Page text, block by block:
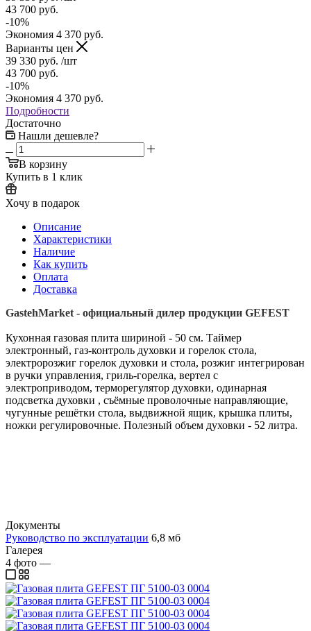
43 700 руб.
-10%
Экономия 4 370 руб.
Варианты цен
39 330 руб. /шт
43 700 руб.
-10%
Экономия 4 370 руб.
Подробности
Достаточно
Нашли дешевле?
В корзину
Купить в 1 клик
Хочу в подарок
Описание
Характеристики
Наличие
Как купить
Оплата
Доставка
GastehMarket - официальный дилер продукции GEFEST
Кухонная газовая плита шириной - 50 см. Таймер
электронный, газ-контроль духовки и горелок стола,
электророзжиг горелок духовки и стола, розжиг интегрирован
в ручки управления, гриль-горелка, вертел с
электроприводом, терморегулятор духовки, одинарная
подсветка духовки , съёмные проволочные направляющие,
чугунные решётки стола, выдвижной ящик, крышка плиты,
ножки регулировочные. Полезный объем духовки - 52 литра.
Документы
Руководство по эксплуатации 6,8 мб
Галерея
4 фото —